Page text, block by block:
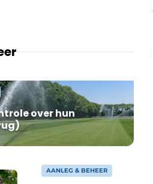
over hun
AANLEG & BEHEER